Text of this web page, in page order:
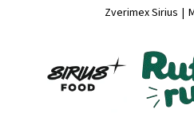
Zverimex Sirius |